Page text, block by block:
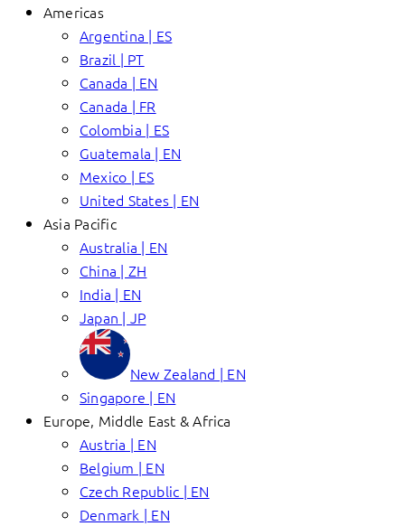
Americas
Argentina | ES
Brazil | PT
Canada | EN
Canada | FR
Colombia | ES
Guatemala | EN
Mexico | ES
United States | EN
Asia Pacific
Australia | EN
China | ZH
India | EN
Japan | JP
New Zealand | EN
Singapore | EN
Europe, Middle East & Africa
Austria | EN
Belgium | EN
Czech Republic | EN
Denmark | EN